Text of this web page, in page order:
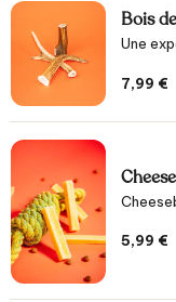
Bois
Une
7,99 €
5,99 €